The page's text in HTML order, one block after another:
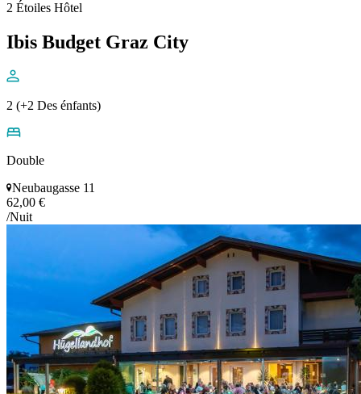
2 Étoiles Hôtel
Ibis Budget Graz City
2 (+2 Des énfants)
Double
Neubaugasse 11
62,00 €
/Nuit